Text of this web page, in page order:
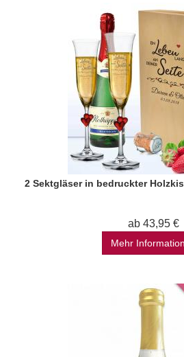
2 Sektgläser in bedruckter
ab 43,95 €
Mehr